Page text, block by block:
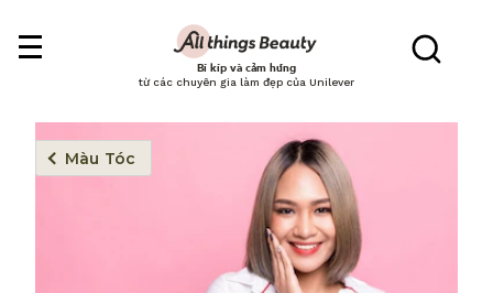
Bí kíp và cảm hứng
từ các chuyên gia làm đẹp của Unilever
Màu Tóc